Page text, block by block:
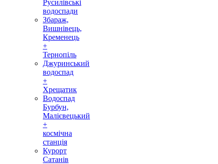
Русилівські
водоспади
Збараж,
Вишнівець,
Кременець
+
Тернопіль
Джуринський
водоспад
+
Хрещатик
Водоспад
Бурбун,
Малієвецький
+
космічна
станція
Курорт
Сатанів